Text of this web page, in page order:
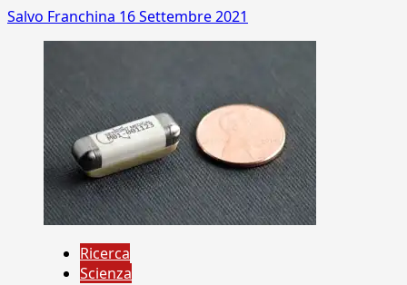
Salvo Franchina 16 Settembre 2021
Ricerca
Scienza